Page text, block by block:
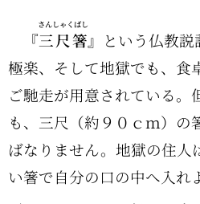
『三尺箸
さんしゃくばし
』 という仏教説
極楽、そして地獄でも、食
ご馳走が用意されている。
も、三尺（約９０ｃｍ）の
ばなりません。地獄の住人
い箸で自分の口の中へ入れ